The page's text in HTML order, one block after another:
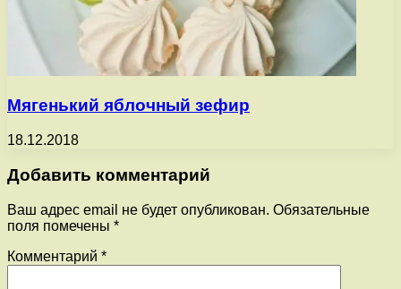
Мягенький яблочный зефир
18.12.2018
Добавить комментарий
Ваш адрес email не будет опубликован. Обязательные
поля помечены *
Комментарий *